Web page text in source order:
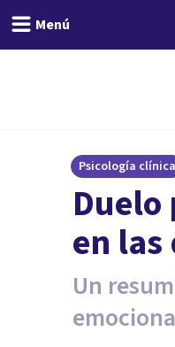
Menú
Psicología clínica
en
Un